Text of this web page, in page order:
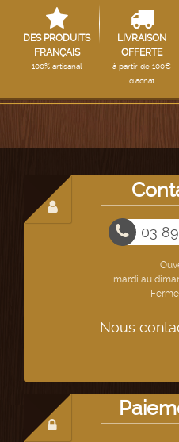
DES PRODUITS
FRANÇAIS
100% artisanal
LIVRAISON
OFFERTE
à partir de 100€
d'achat
03
mardi au
Nous